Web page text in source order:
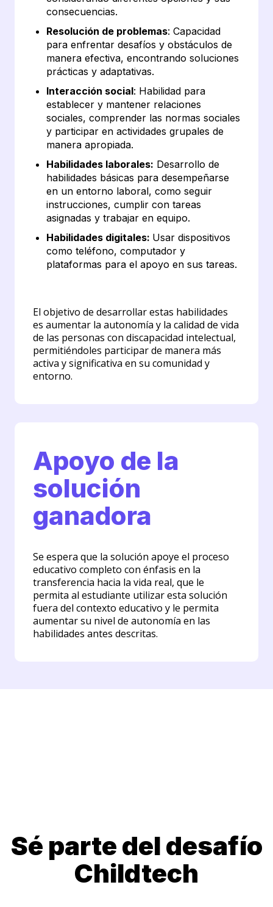
consecuencias.
Resolución de problemas: Capacidad
para enfrentar desafíos y obstáculos de
manera efectiva, encontrando soluciones
prácticas y adaptativas.
Interacción social: Habilidad para
establecer y mantener relaciones
sociales, comprender las normas sociales
y participar en actividades grupales de
manera apropiada.
Habilidades laborales: Desarrollo de
habilidades básicas para desempeñarse
en un entorno laboral, como seguir
instrucciones, cumplir con tareas
asignadas y trabajar en equipo.
Habilidades digitales: Usar dispositivos
como teléfono, computador y
plataformas para el apoyo en sus tareas.
El objetivo de desarrollar estas habilidades
es aumentar la autonomía y la calidad de vida
de las personas con discapacidad intelectual,
permitiéndoles participar de manera más
activa y significativa en su comunidad y
entorno.
Apoyo de la
solución
ganadora
Se espera que la solución apoye el proceso
educativo completo con énfasis en la
transferencia hacia la vida real, que le
permita al estudiante utilizar esta solución
fuera del contexto educativo y le permita
aumentar su nivel de autonomía en las
habilidades antes descritas.
Sé parte del desafío
Childtech